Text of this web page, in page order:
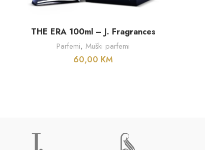
PROČITAJ VIŠE
THE ERA 100ml – J. Fragrances
Parfemi,Muški parfemi
60,00 KM